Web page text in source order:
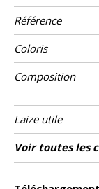
Référence
Coloris
Composition
Laize utile
Test
Martindale
Usage
martindale
Wyzenbeek
Sens
Poids g/m²
Performance
Accoustique
Usage
Entretien
Pays d'origine
Voir toutes les